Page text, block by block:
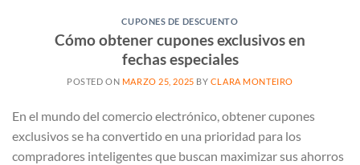
CUPONES DE DESCUENTO
Cómo obtener cupones exclusivos en
fechas especiales
POSTED ON MARZO 25, 2025 BY CLARA MONTEIRO
En el mundo del comercio electrónico, obtener cupones
exclusivos se ha convertido en una prioridad para los
compradores inteligentes que buscan maximizar sus ahorros